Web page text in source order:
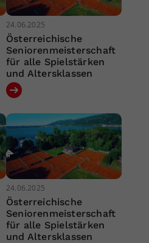
24.06.2025
Österreichische
Seniorenmeisterschaft
für alle Spielstärken
und Altersklassen
24.06.2025
Österreichische
Seniorenmeisterschaft
für alle Spielstärken
und Altersklassen